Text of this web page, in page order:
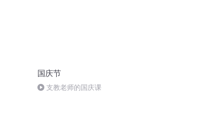
国庆节
支教老师的国庆课